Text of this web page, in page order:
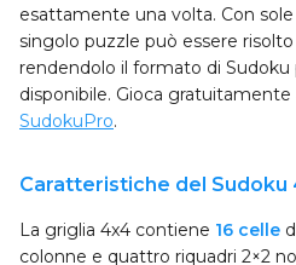
esattamente una volta. Con
singolo puzzle può essere
rendendolo il formato di Sudoku
disponibile. Gioca
SudokuPro.
Caratteristiche del Sudoku
La griglia 4x4 contiene 16 celle
colonne e quattro riquadri 2×2